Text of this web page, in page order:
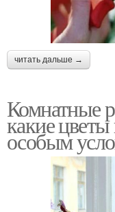
читать дальше →
Комнатные
какие
особым